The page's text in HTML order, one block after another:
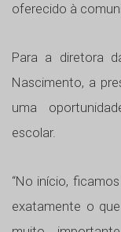
oferecido à
Para a diretora
Nascimento, a
uma
escolar.
“No início,
exatamente o